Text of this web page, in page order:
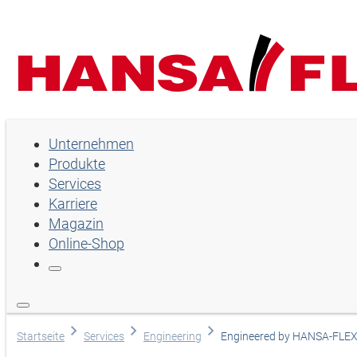
Unternehmen
Produkte
Services
Karriere
Magazin
Online-Shop
Startseite Services Engineering Engineered by HANSA-FLEX
Unternehmen
Produkte
Services
Karriere
Land
English